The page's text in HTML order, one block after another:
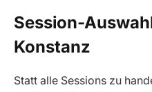
Session-
Konstanz
Statt alle Sessions zu